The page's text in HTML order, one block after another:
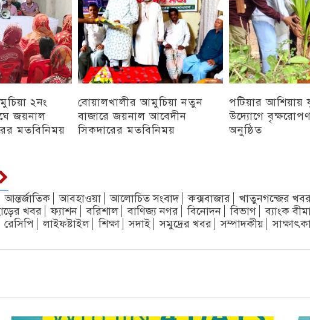
২নং
জয়নাল
মতবিনিময়
বোয়ালখালীর আমুচিয়া নতুন
বাজারে জয়নাল আবেদীন
সিকদারের মতবিনিময়
পটিয়ার আশিয়ায়
উদ্যোগে
অনুষ্ঠিত
আন্তর্জাতিক আবহাওয়া আলোচিত সংবাদ কক্সবাজার খাতুনগন্জের
খবর ফ্যাশন বরিশাল বাণিজ্য নগর বিনোদন বিভাগ ব্যাংক
রেসিপি লাইফষ্টাইল শিক্ষা সদাই সমুদ্রের খবর সম্পাদকীয়